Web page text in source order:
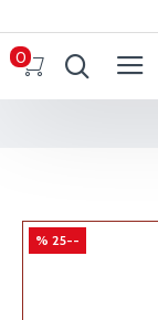
0
--25 %